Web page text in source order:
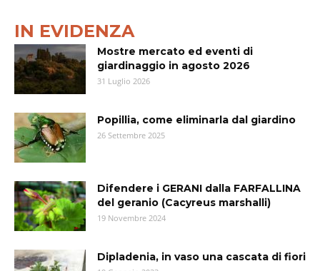
IN EVIDENZA
Mostre mercato ed eventi di
giardinaggio in agosto 2026
31 Luglio 2026
Popillia, come eliminarla dal giardino
26 Settembre 2025
Difendere i GERANI dalla FARFALLINA
del geranio (Cacyreus marshalli)
19 Novembre 2024
Dipladenia, in vaso una cascata di fiori